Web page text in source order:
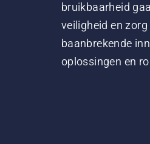
bruikbaarheid
veiligheid en
baanbrekende
oplossingen en